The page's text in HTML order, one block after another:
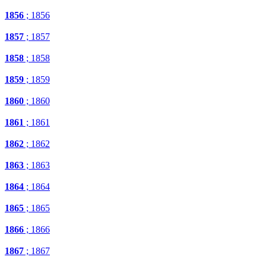
1856 ; 1856
1857 ; 1857
1858 ; 1858
1859 ; 1859
1860 ; 1860
1861 ; 1861
1862 ; 1862
1863 ; 1863
1864 ; 1864
1865 ; 1865
1866 ; 1866
1867 ; 1867